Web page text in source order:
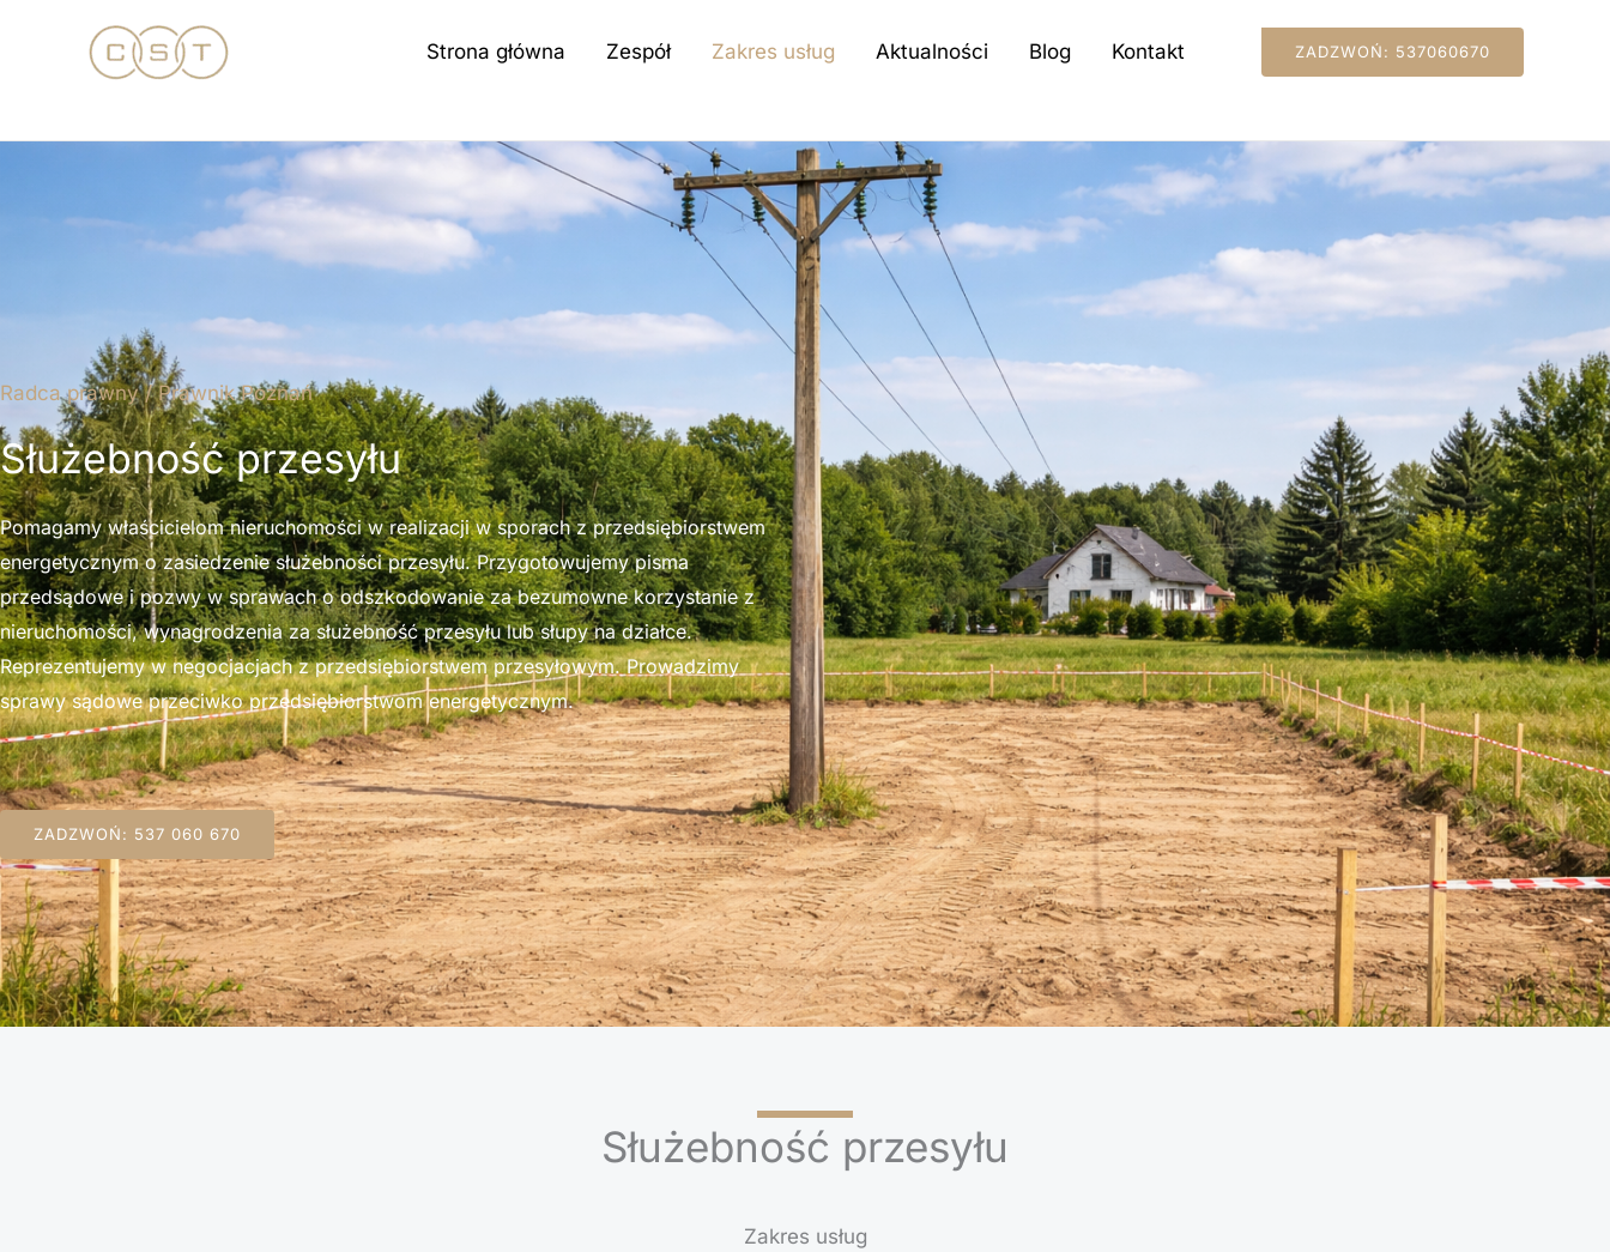
Strona główna Zespół Zakres usług Aktualności Blog Kontakt ZADZWOŃ: 537060670
Radca prawny / Prawnik Poznań
Służebność przesyłu
Pomagamy właścicielom nieruchomości w realizacji w sporach z przedsiębiorstwem
energetycznym o zasiedzenie służebności przesyłu. Przygotowujemy pisma
przedsądowe i pozwy w sprawach o odszkodowanie za bezumowne korzystanie z
nieruchomości, wynagrodzenia za służebność przesyłu lub słupy na działce.
Reprezentujemy w negocjacjach z przedsiębiorstwem przesyłowym. Prowadzimy
sprawy sądowe przeciwko przedsiębiorstwom energetycznym.
ZADZWOŃ: 537 060 670
Służebność przesyłu
Zakres usług